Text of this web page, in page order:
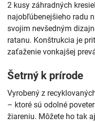
2 kusy záhradných
najobľúbenejšieho radu
svojim nevšedným
ratanu. Konštrukcia je
zaťaženie vonkajšej
Šetrný k prírode
Vyrobený z
– ktoré sú odolné
žiareniu. Môžete ho tak